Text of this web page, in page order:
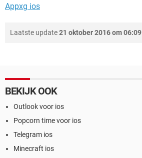
Appxg ios
Laatste update21 oktober 2016 om 06:09
BEKIJK OOK
Outlook voor ios
Popcorn time voor ios
Telegram ios
Minecraft ios